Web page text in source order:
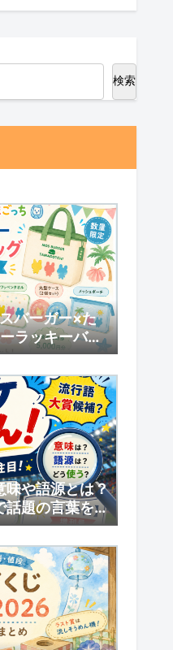
検索
バーガー×た
ラッキーバッ
量限定の内容と
味や語源とは？
話題の言葉を調
増刊号